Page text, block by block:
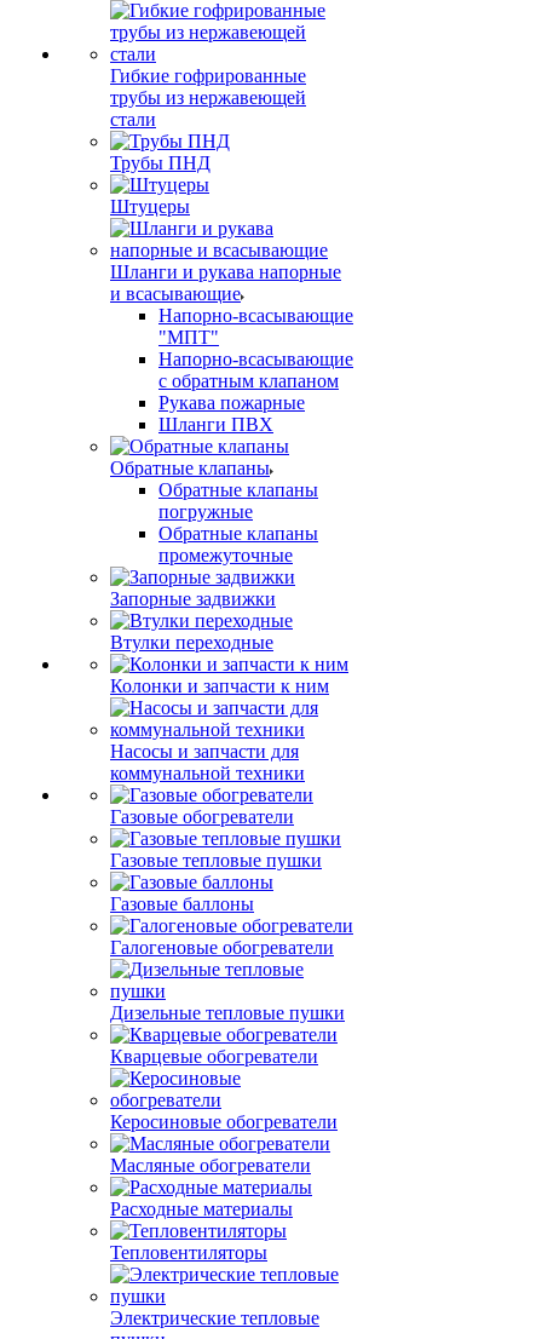
Гибкие гофрированные
трубы из нержавеющей
стали
Трубы ПНД
Штуцеры
Шланги и рукава напорные
и всасывающие
Напорно-всасывающие
"МПТ"
Напорно-всасывающие
с обратным клапаном
Рукава пожарные
Шланги ПВХ
Обратные клапаны
Обратные клапаны
погружные
Обратные клапаны
промежуточные
Запорные задвижки
Втулки переходные
Колонки и запчасти к ним
Насосы и запчасти для
коммунальной техники
Газовые обогреватели
Газовые тепловые пушки
Газовые баллоны
Галогеновые обогреватели
Дизельные тепловые пушки
Кварцевые обогреватели
Керосиновые обогреватели
Масляные обогреватели
Расходные материалы
Тепловентиляторы
Электрические тепловые